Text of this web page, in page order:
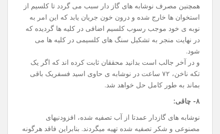
همچنین مصرف نوشابه های گاز دار سبب می گردد تا کلسیم از
استخوان ها خارج شده و درون خون جریان یابد که این امر به
نوبه ی خود موجب رسوب کلسیم اضافی در کلیه ها گردیده که
در نهایت منجر به تشکیل سنگ ‌های کلسیمی در کلیه ها می
شود.
و در آخر جالب است بدانید محققان ثابت کرده‌ اند که اگر یک
تکه ناخن، ۷۲ ساعت در نوشابه ی حاوی اسید فسفریک باقی
بماند به طور کامل حل خواهد شد.
۸- چاقی:
نوشابه های گازدار عمدتا از آب تصفیه شده، افزودنیهای
مصنوعی و شکر تصفیه شده تهیه میگردند. بنابراین فاقد هرگونه